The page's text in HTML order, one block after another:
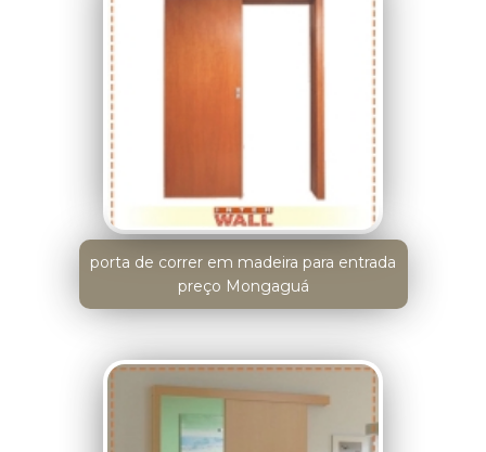
porta de correr em madeira para entrada
preço Mongaguá